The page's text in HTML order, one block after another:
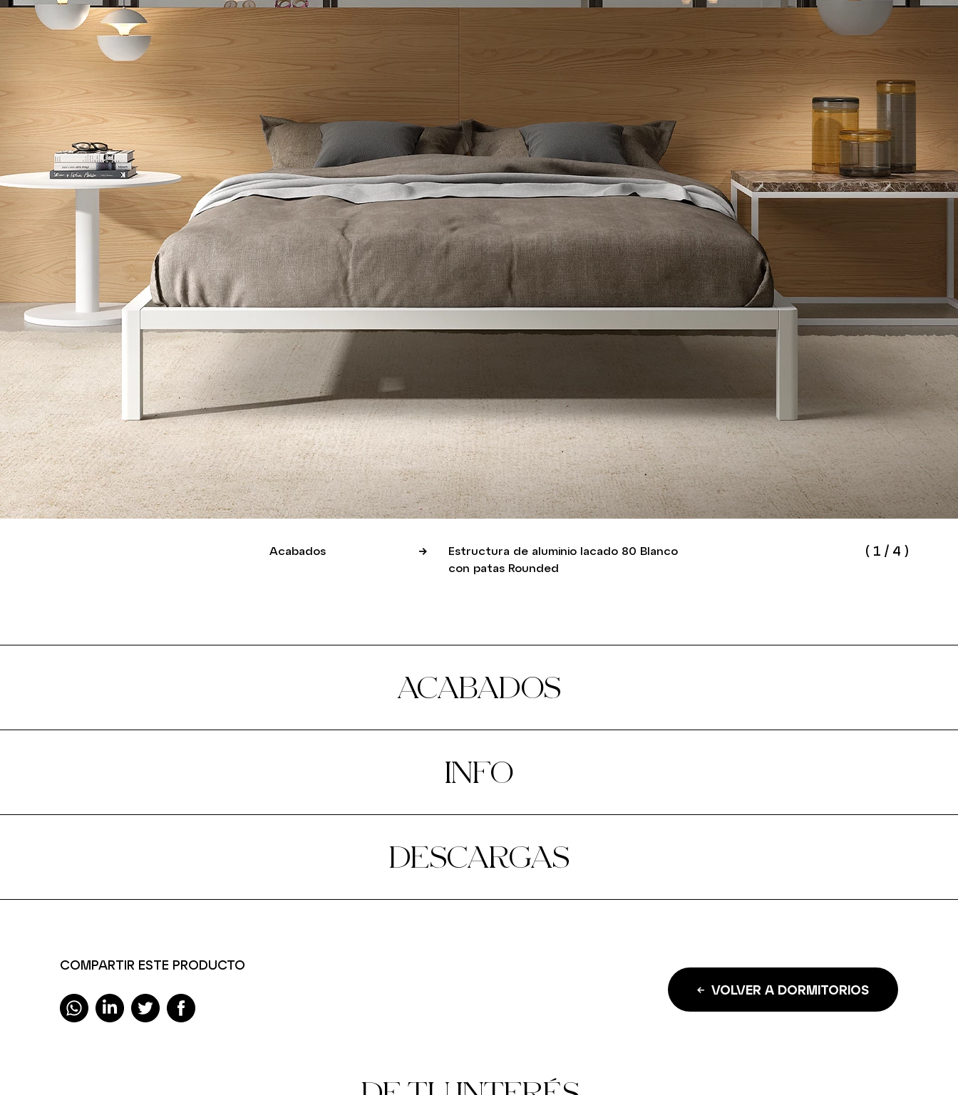
( 1 / 4 )
Acabados
Estructura de aluminio lacado 80 Blanco
con patas Rounded
ACABADOS
INFO
DESCARGAS
COMPARTIR ESTE PRODUCTO
VOLVER A DORMITORIOS